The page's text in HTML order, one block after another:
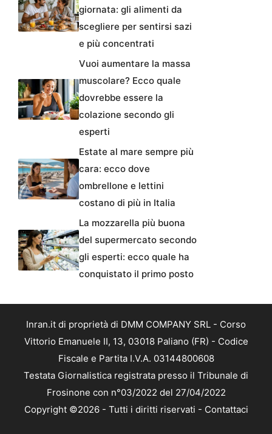
giornata: gli alimenti da
scegliere per sentirsi sazi
e più concentrati
Vuoi aumentare la massa
muscolare? Ecco quale
dovrebbe essere la
colazione secondo gli
esperti
Estate al mare sempre più
cara: ecco dove
ombrellone e lettini
costano di più in Italia
La mozzarella più buona
del supermercato secondo
gli esperti: ecco quale ha
conquistato il primo posto
Inran.it di proprietà di DMM COMPANY SRL - Corso
Vittorio Emanuele II, 13, 03018 Paliano (FR) - Codice
Fiscale e Partita I.V.A. 03144800608
Testata Giornalistica registrata presso il Tribunale di
Frosinone con n°03/2022 del 27/04/2022
Copyright ©2026 - Tutti i diritti riservati - Contattaci